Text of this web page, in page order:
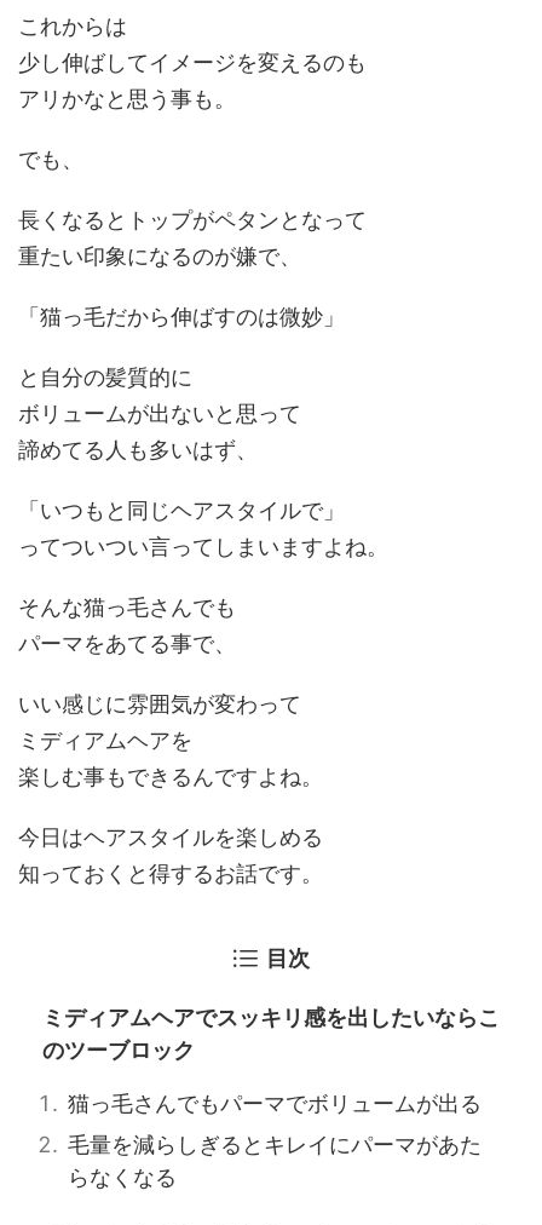
これからは
少し伸ばしてイメージを変えるのも
アリかなと思う事も。
でも、
長くなるとトップがペタンとなって
重たい印象になるのが嫌で、
「 猫っ毛だから伸ばすのは微妙 」
と自分の髪質的に
ボリュームが出ないと思って
諦めてる 人も多いはず、
「いつもと同じヘアスタイルで」
ってついつい言ってしまいますよね。
そんな猫っ毛さんでも
パーマをあてる事で、
いい感じに雰囲気が変わって
ミディアムヘアを
楽しむ事もできるんですよね。
今日はヘアスタイルを楽しめる
知っておくと得するお話です。
目次
ミディアムヘアでスッキリ感を出したいならこ
のツーブロック
猫っ毛さんでもパーマでボリュームが出る
毛量を減らしぎるとキレイにパーマがあた
らなくなる